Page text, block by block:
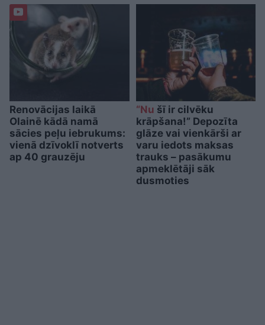
Renovācijas laikā
Olainē kādā namā
sācies peļu iebrukums:
vienā dzīvoklī notverts
ap 40 grauzēju
“Nu šī ir cilvēku
krāpšana!” Depozīta
glāze vai vienkārši ar
varu iedots maksas
trauks – pasākumu
apmeklētāji sāk
dusmoties